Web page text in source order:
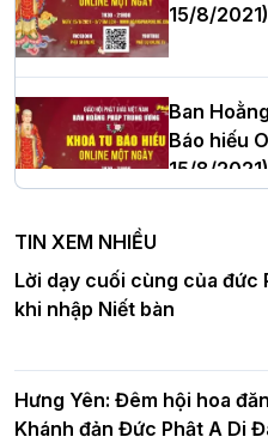
Thượng tọa Thích Tâm
cử tân Trưởng ban Trị sự
Hà Nội: Tăng Ni Trường hạ
nghiêm tác pháp Tiền an
DL.2026
chúc mừng Phật đản BTS
Hà Nội
15/8/2021)
Ban
Báo hiếu
15/8/2021)
Ban
Báo hiếu
15/8/2021)
TIN XEM NHIỀU
Lời dạy cuối cùng của đức
khi nhập Niết bàn
Hưng Yên: Đêm hội hoa
Khánh đản Đức Phật A Di